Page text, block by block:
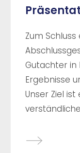
Zum
Gutachter in
Ergebnisse
Unser Ziel